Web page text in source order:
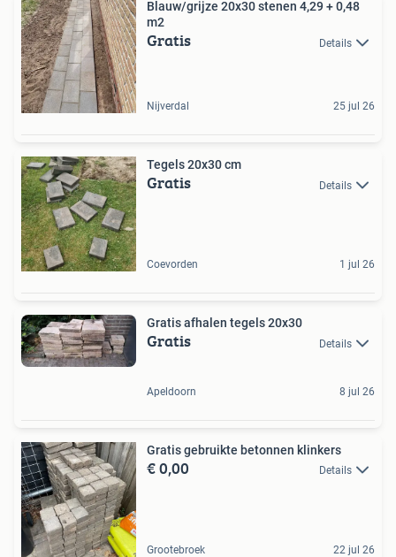
Blauw/grijze 20x30 stenen 4,29 + 0,48
m2
Gratis Details
Nijverdal 25 jul 26
Tegels 20x30 cm
Gratis Details
Coevorden 1 jul 26
Gratis afhalen tegels 20x30
Gratis Details
Apeldoorn 8 jul 26
Gratis gebruikte betonnen klinkers
€ 0,00 Details
Grootebroek 22 jul 26